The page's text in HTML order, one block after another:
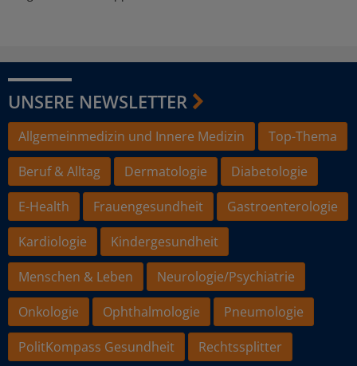
UNSERE NEWSLETTER
Allgemeinmedizin und Innere Medizin
Top-Thema
Beruf & Alltag
Dermatologie
Diabetologie
E-Health
Frauengesundheit
Gastroenterologie
Kardiologie
Kindergesundheit
Menschen & Leben
Neurologie/Psychiatrie
Onkologie
Ophthalmologie
Pneumologie
PolitKompass Gesundheit
Rechtssplitter